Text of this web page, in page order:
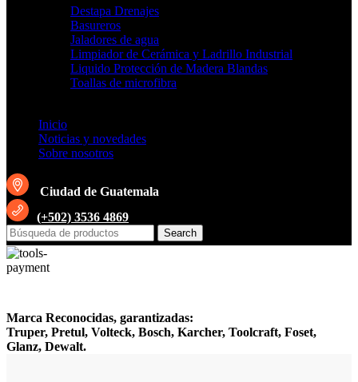
Destapa Drenajes
Basureros
Jaladores de agua
Limpiador de Cerámica y Ladrillo Industrial
Liquido Protección de Madera Blandas
Toallas de microfibra
Inicio
Noticias y novedades
Sobre nosotros
Ciudad de Guatemala
(+502) 3536 4869
Search
Marca Reconocidas, garantizadas:
Truper, Pretul, Volteck, Bosch, Karcher, Toolcraft, Foset,
Glanz, Dewalt.